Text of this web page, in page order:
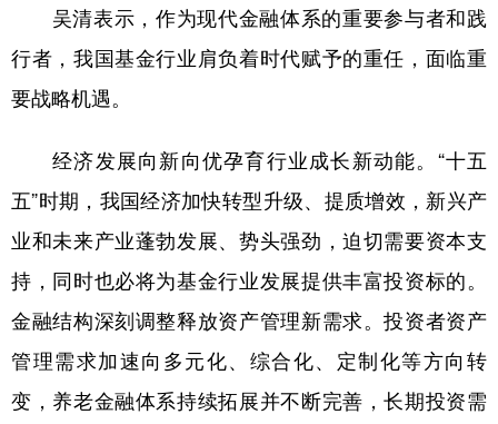
吴清表示，作为现代金融体系的重要参与者和践
行者，我国基金行业肩负着时代赋予的重任，面临重
要战略机遇。
经济发展向新向优孕育行业成长新动能。“十五
五”时期，我国经济加快转型升级、提质增效，新兴产
业和未来产业蓬勃发展、势头强劲，迫切需要资本支
持，同时也必将为基金行业发展提供丰富投资标的。
金融结构深刻调整释放资产管理新需求。投资者资产
管理需求加速向多元化、综合化、定制化等方向转
变，养老金融体系持续拓展并不断完善，长期投资需